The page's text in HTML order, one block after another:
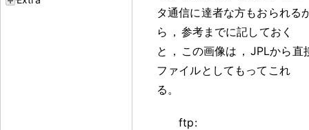
タ通信に達者な方もおられる
ら ， 参考までに記しておく
と ， この画像は ， JPLから直
ファイルとしてもってこれ
る 。
ftp: